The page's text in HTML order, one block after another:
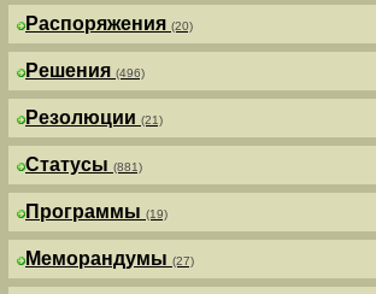
Распоряжения (20)
Решения (496)
Резолюции (21)
Статусы (881)
Программы (19)
Меморандумы (27)